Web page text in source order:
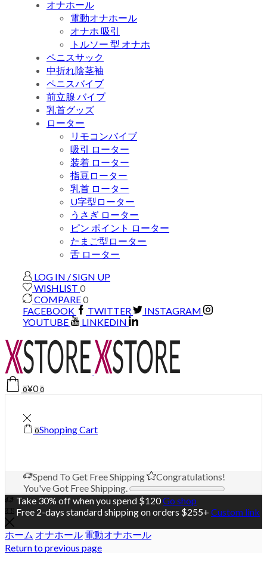
オナホール
電動オナホール
オナホ 吸引
トルソー 型 オナホ
ペニスサック
中折れ陰茎袖
ペニスバイブ
前立腺 バイブ
乳首グッズ
ローター
リモコンバイブ
吸引 ローター
装着 ローター
指豆ローター
乳首 ローター
U字型ローター
うさぎ ローター
ピン ポイント ローター
たまご型ローター
舌 ローター
LOG IN / SIGN UP
WISHLIST 0
COMPARE0
FACEBOOK
TWITTER
INSTAGRAM
YOUTUBE
LINKEDIN
0¥0 0
0Shopping Cart
Spend To Get Free Shipping
Congratulations!
You've Got Free Shipping.
Take 30% off when you spend $120Go shop
Free 2-days standard shipping on orders $255+ Custom link
ホーム オナホール 電動オナホール
Return to previous page